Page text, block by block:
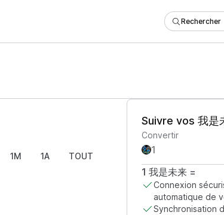
Rechercher
1M 1A TOUT
Suivre vos 我是
Convertir
1 我是未来=
Connexion
automatique de
Synchronisation